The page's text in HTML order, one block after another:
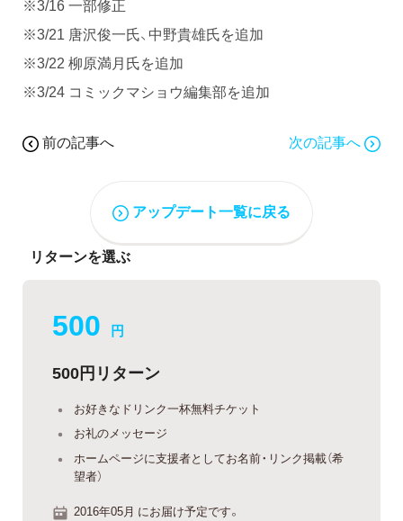
※3/16 一部修正
※3/21 唐沢俊一氏、中野貴雄氏を追加
※3/22 柳原満月氏を追加
※3/24 コミックマショウ編集部を追加
前の記事へ 次の記事へ
アップデート一覧に戻る
リターンを選ぶ
500 円
500円リターン
お好きなドリンク一杯無料チケット
お礼のメッセージ
ホームページに支援者としてお名前・リンク掲載（希
望者）
2016年05月 にお届け予定です。